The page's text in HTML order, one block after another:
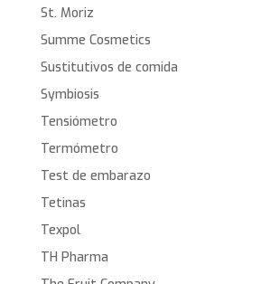
St. Moriz
Summe Cosmetics
Sustitutivos de comida
Symbiosis
Tensiómetro
Termómetro
Test de embarazo
Tetinas
Texpol
TH Pharma